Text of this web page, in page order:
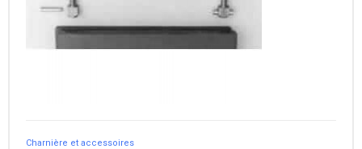
Charnière et accessoires